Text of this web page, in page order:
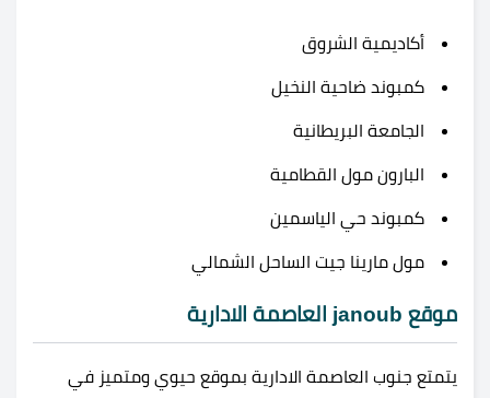
أكاديمية الشروق
كمبوند ضاحية النخيل
الجامعة البريطانية
البارون مول القطامية
كمبوند حي الياسمين
مول مارينا جيت الساحل الشمالي
موقع janoub العاصمة الادارية
يتمتع جنوب العاصمة الادارية بموقع حيوي ومتميز في